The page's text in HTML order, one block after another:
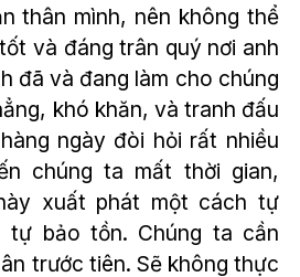
thân mình, nên không thể
và đáng trân quý nơi anh
đã và đang làm cho chúng
khó khăn, và tranh đấu
ngày đòi hỏi rất nhiều
chúng ta mất thời gian,
xuất phát một cách tự
tự bảo tồn. Chúng ta cần
trước tiên. Sẽ không thực